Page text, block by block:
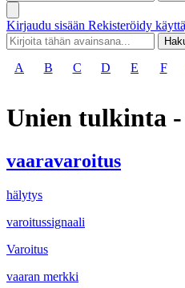
Kirjaudu sisään Rekisteröidy
A B C D E F
Unien tulkinta
vaaravaroitus
hälytys
varoitussignaali
Varoitus
vaaran merkki